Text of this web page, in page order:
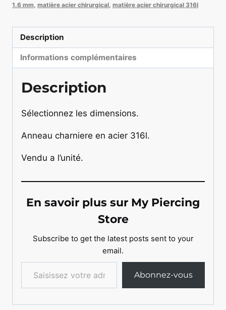
1.6 mm, matière acier chirurgical, matière acier chirurgical 316l
Description
Informations complémentaires
Description
Sélectionnez les dimensions.
Anneau charniere en acier 316l.
Vendu a l’unité.
En savoir plus sur My Piercing
Store
Subscribe to get the latest posts sent to your
email.
Saisissez votre adresse e-mail…
Abonnez-vous